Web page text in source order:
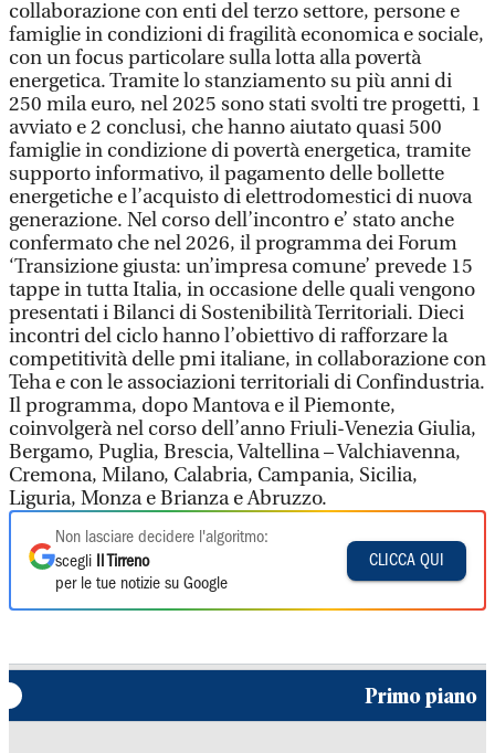
collaborazione con enti del terzo settore, persone e
famiglie in condizioni di fragilità economica e sociale,
con un focus particolare sulla lotta alla povertà
energetica. Tramite lo stanziamento su più anni di
250 mila euro, nel 2025 sono stati svolti tre progetti, 1
avviato e 2 conclusi, che hanno aiutato quasi 500
famiglie in condizione di povertà energetica, tramite
supporto informativo, il pagamento delle bollette
energetiche e l’acquisto di elettrodomestici di nuova
generazione. Nel corso dell’incontro e’ stato anche
confermato che nel 2026, il programma dei Forum
‘Transizione giusta: un’impresa comune’ prevede 15
tappe in tutta Italia, in occasione delle quali vengono
presentati i Bilanci di Sostenibilità Territoriali. Dieci
incontri del ciclo hanno l’obiettivo di rafforzare la
competitività delle pmi italiane, in collaborazione con
Teha e con le associazioni territoriali di Confindustria.
Il programma, dopo Mantova e il Piemonte,
coinvolgerà nel corso dell’anno Friuli-Venezia Giulia,
Bergamo, Puglia, Brescia, Valtellina – Valchiavenna,
Cremona, Milano, Calabria, Campania, Sicilia,
Liguria, Monza e Brianza e Abruzzo.
Non lasciare decidere l'algoritmo:
scegli
Il Tirreno
per le tue notizie su Google
CLICCA QUI
Primo piano